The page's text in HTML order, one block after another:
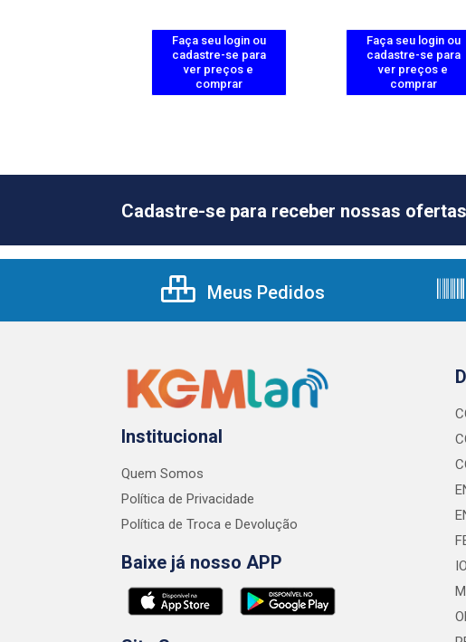
Faça seu login ou
cadastre-se para
ver preços e
comprar
Faça seu login ou
cadastre-se para
ver preços e
comprar
Cadastre-se para receber nossas
Meus Pedidos
Institucional
Quem Somos
Política de Privacidade
Política de Troca e Devolução
Baixe já nosso APP